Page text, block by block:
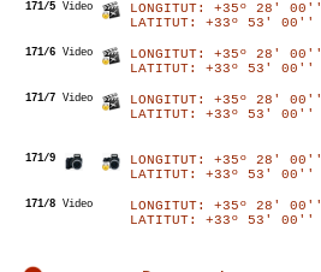
171/5 Video
LONGITUT: +35º 28' 00''
LATITUT: +33º 53' 00''
171/6 Video
LONGITUT: +35º 28' 00''
LATITUT: +33º 53' 00''
171/7 Video
LONGITUT: +35º 28' 00''
LATITUT: +33º 53' 00''
171/9
LONGITUT: +35º 28' 00''
LATITUT: +33º 53' 00''
171/8 Video
LONGITUT: +35º 28' 00''
LATITUT: +33º 53' 00''